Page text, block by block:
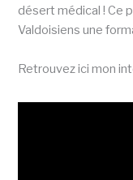
désert médical ! Ce
Valdoisiens une
Retrouvez ici mon